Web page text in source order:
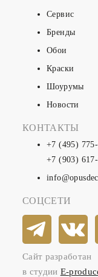
Сервис
Бренды
Обои
Краски
Шоурумы
Новости
КОНТАКТЫ
+7 (495)
+7 (903)
СОЦСЕТИ
Сайт разработан
в студии E-